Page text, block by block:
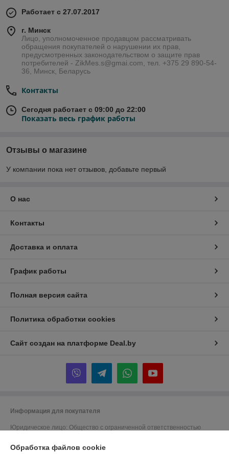
Работает с 27.07.2017
г. Минск
Лицо, уполномоченное продавцом рассматривать
обращения покупателей о нарушении их прав,
предусмотренных законодательством о защите прав
потребителей - ZikMes.s@gmai.com, тел. +375 29 890-54-
36, Минск, Беларусь
Контакты
Сегодня работает с 09:00 до 22:00
Показать весь график работы
Отзывы о магазине
У компании пока нет отзывов, добавьте первый
О нас
Контакты
Доставка и оплата
График работы
Полная версия сайта
Политика обработки cookies
Сайт создан на платформе Deal.by
Информация для покупателя
Юридическое лицо: Общество с ограниченной ответственностью
Обработка файлов cookie